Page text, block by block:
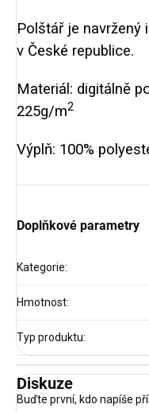
Polštář je navržený
v České republice.
Materiál: digitálně
225g/m2
Výplň: 100%
Doplňkové parametry
Kategorie:
Hmotnost:
Typ produktu:
Diskuze
Buďte první, kdo napíše